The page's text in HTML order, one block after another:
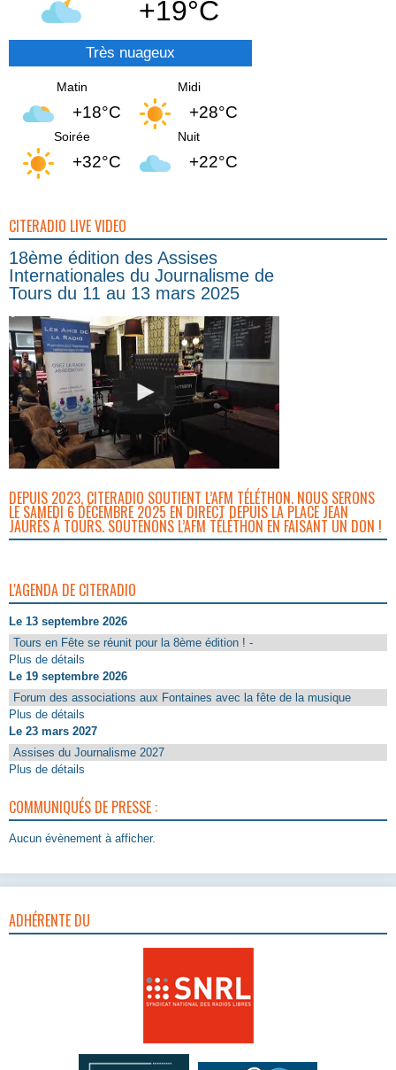
+19°C
Très nuageux
Matin
+18°C
Midi
+28°C
Soirée
+32°C
Nuit
+22°C
CITERADIO LIVE VIDEO
18ème édition des Assises
Internationales du Journalisme de
Tours du 11 au 13 mars 2025
DEPUIS 2023, CITERADIO SOUTIENT L’AFM TÉLÉTHON. NOUS SERONS
LE SAMEDI 6 DÉCEMBRE 2025 EN DIRECT DEPUIS LA PLACE JEAN
JAURÈS À TOURS. SOUTENONS L’AFM TÉLÉTHON EN FAISANT UN DON !
L'AGENDA DE CITERADIO
Le 13 septembre 2026
Tours en Fête se réunit pour la 8ème édition ! -
Plus de détails
Le 19 septembre 2026
Forum des associations aux Fontaines avec la fête de la musique
Plus de détails
Le 23 mars 2027
Assises du Journalisme 2027
Plus de détails
COMMUNIQUÉS DE PRESSE :
Aucun évènement à afficher.
ADHÉRENTE DU